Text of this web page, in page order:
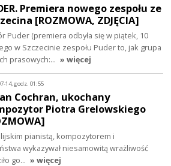
Premiera nowego zespołu ze
[ROZMOWA, ZDJĘCIA]
Puder (premiera odbyła się w piątek, 10
w Szczecinie zespołu Puder to, jak grupa
prasowych:… » więcej
14, godz. 01:55
Cochran, ukochany
Piotra Grelowskiego
pianistą, kompozytorem i
wykazywał niesamowitą wrażliwość
go… » więcej